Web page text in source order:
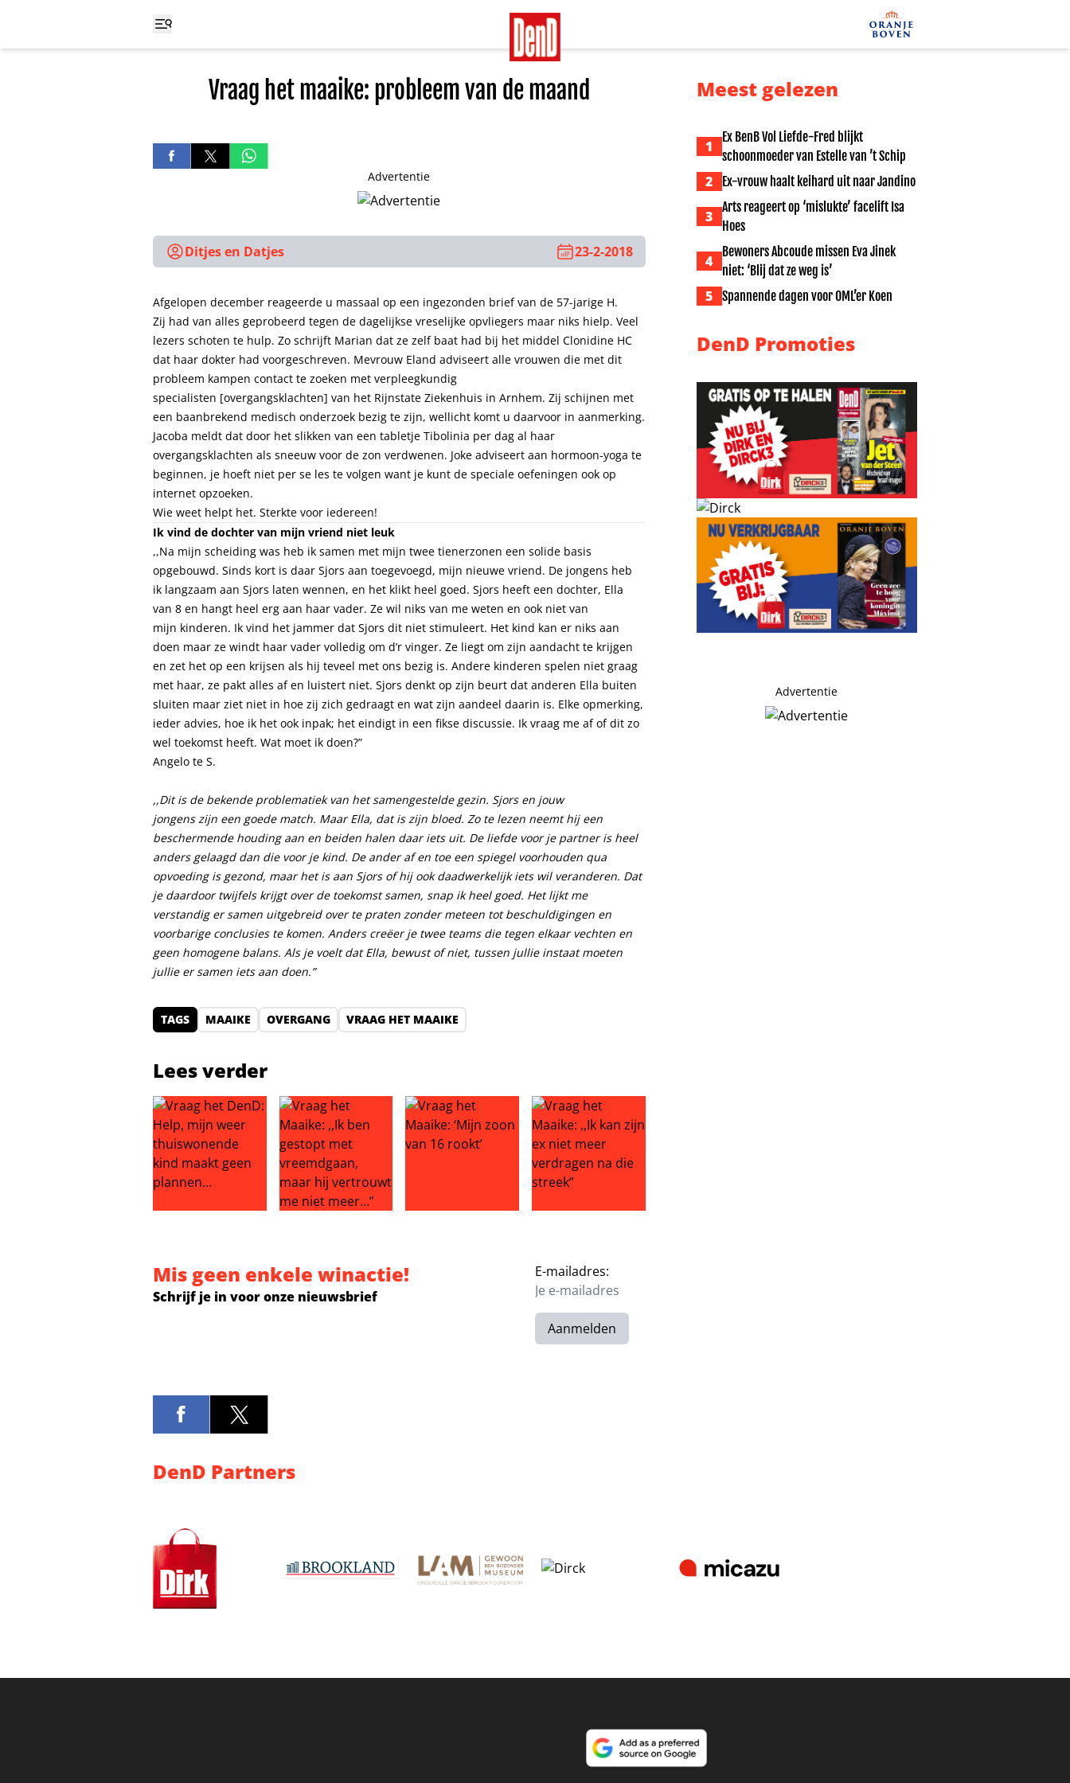
Vraag het maaike: probleem van de maand
Advertentie
Ditjes en Datjes 23-2-2018
Afgelopen december reageerde u massaal op een ingezonden brief van de 57-jarige H.
Zij had van alles geprobeerd tegen de dagelijkse vreselijke opvliegers maar niks hielp. Veel
lezers schoten te hulp. Zo schrijft Marian dat ze zelf baat had bij het middel Clonidine HC
dat haar dokter had voorgeschreven. Mevrouw Eland adviseert alle vrouwen die met dit
probleem kampen contact te zoeken met verpleegkundig
specialisten [overgangsklachten] van het Rijnstate Ziekenhuis in Arnhem. Zij schijnen met
een baanbrekend medisch onderzoek bezig te zijn, wellicht komt u daarvoor in aanmerking.
Jacoba meldt dat door het slikken van een tabletje Tibolinia per dag al haar
overgangsklachten als sneeuw voor de zon verdwenen. Joke adviseert aan hormoon-yoga te
beginnen, je hoeft niet per se les te volgen want je kunt de speciale oefeningen ook op
internet opzoeken.
Wie weet helpt het. Sterkte voor iedereen!
Ik vind de dochter van mijn vriend niet leuk
,,Na mijn scheiding was heb ik samen met mijn twee tienerzonen een solide basis
opgebouwd. Sinds kort is daar Sjors aan toegevoegd, mijn nieuwe vriend. De jongens heb
ik langzaam aan Sjors laten wennen, en het klikt heel goed. Sjors heeft een dochter, Ella
van 8 en hangt heel erg aan haar vader. Ze wil niks van me weten en ook niet van
mijn kinderen. Ik vind het jammer dat Sjors dit niet stimuleert. Het kind kan er niks aan
doen maar ze windt haar vader volledig om d’r vinger. Ze liegt om zijn aandacht te krijgen
en zet het op een krijsen als hij teveel met ons bezig is. Andere kinderen spelen niet graag
met haar, ze pakt alles af en luistert niet. Sjors denkt op zijn beurt dat anderen Ella buiten
sluiten maar ziet niet in hoe zij zich gedraagt en wat zijn aandeel daarin is. Elke opmerking,
ieder advies, hoe ik het ook inpak; het eindigt in een fikse discussie. Ik vraag me af of dit zo
wel toekomst heeft. Wat moet ik doen?”
Angelo te S.
,,Dit is de bekendeproblematiek van hetsamengesteldegezin. Sjors en jouw
jongenszijn een goede match. Maar Ella, dat is zijn bloed. Zo te lezen neemt hij een
beschermende houding aan en beiden halen daar iets uit. De liefde voorjepartner is heel
anders gelaagd dan die voorjekind. De ander afen toe een spiegel voorhouden qua
opvoeding is gezond, maar het is aan Sjors of hij ook daadwerkelijk iets wil veranderen. Dat
je daardoor twijfels krijgt over de toekomst samen, snap ikheel goed. Het lijkt me
verstandig er samen uitgebreid over te praten zonder meteen tot beschuldigingen en
voorbarige conclusies te komen. Anderscreëer jetwee teams die tegen elkaar vechten en
geen homogene balans. Als je voelt datElla, bewust of niet, tussen jullie instaat moeten
jullie ersamen iets aan doen.”
TAGS MAAIKE OVERGANG VRAAG HET MAAIKE
Lees verder
Meest gelezen
1
Ex BenB Vol Liefde-Fred blijkt
schoonmoeder van Estelle van ’t Schip
2 Ex-vrouw haalt keihard uit naar Jandino
3
Arts reageert op ‘mislukte’ facelift Isa
Hoes
4
Bewoners Abcoude missen Eva Jinek
niet: ‘Blij dat ze weg is’
5 Spannende dagen voor OML’er Koen
DenD Promoties
Advertentie
Mis geen enkele winactie!
Schrijf je in voor onze nieuwsbrief
E-mailadres:
Aanmelden
DenD Partners